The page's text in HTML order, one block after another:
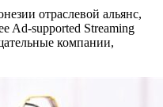
отраслевой альянс,
Ad-supported Streaming
компании,